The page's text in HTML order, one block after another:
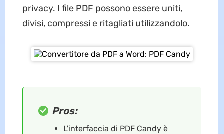
privacy. I file PDF possono essere uniti,
divisi, compressi e ritagliati utilizzandolo.
Pros:
L'interfaccia di PDF Candy è